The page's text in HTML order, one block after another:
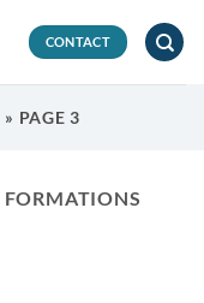
CONTACT
» PAGE 3
FORMATIONS